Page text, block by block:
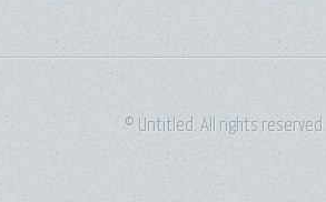
© Untitled. All rights reserved.